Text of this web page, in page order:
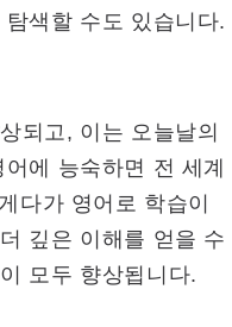
색할 수도 있습니다.
되고, 이는 오늘날의
에 능숙하면 전 세계
다가 영어로 학습이
깊은 이해를 얻을 수
모두 향상됩니다.